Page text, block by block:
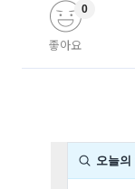
좋아요
0